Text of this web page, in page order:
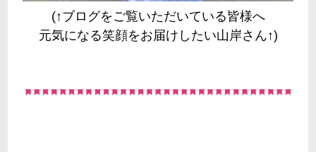
(↑ブログをご覧いただいている皆様へ
元気になる笑顔をお届けしたい山岸さん↑)